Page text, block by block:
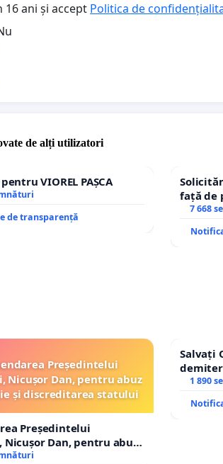
16 ani și accept Politica de
de alți utilizatori
VIOREL PAȘCA
de transparență
față de
7 668
Președintelui
Nicușor Dan, pentru abuz
și discreditarea statului
Președintelui
Nicușor Dan, pentru abuz
și discreditarea statului
Salvați
1 890